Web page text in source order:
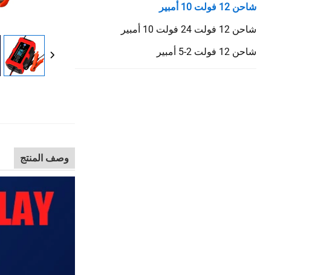
شاحن 12 فولت 10 أمبير
شاحن 12 فولت 24 فولت 10 أمبير
شاحن 12 فولت 2-5 أمبير
وصف المنتج